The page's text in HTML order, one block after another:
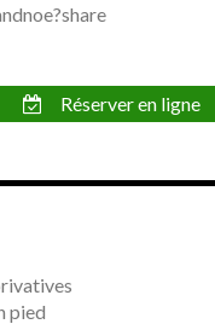
Réserver en ligne
pied